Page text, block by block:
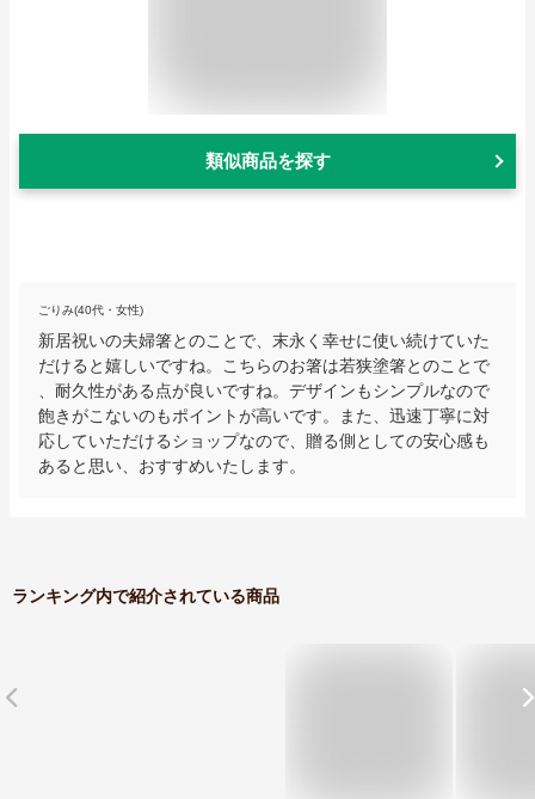
類似商品を探す
ごりみ(40代・女性)
新居祝いの夫婦箸とのことで、末永く幸せに使い続けていた
だけると嬉しいですね。こちらのお箸は若狭塗箸とのことで
、耐久性がある点が良いですね。デザインもシンプルなので
飽きがこないのもポイントが高いです。また、迅速丁寧に対
応していただけるショップなので、贈る側としての安心感も
あると思い、おすすめいたします。
ランキング内で紹介されている商品